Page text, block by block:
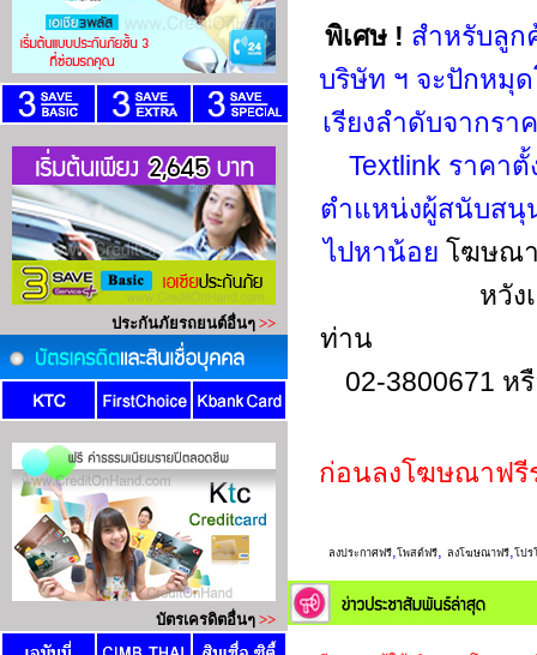
พิเศษ ! สำหรับลูก
บริษัท ฯ จะปักหมุ
เรียงลำดับจากร
Textlink ราคา
ตำแหน่งผู้สนับสนุ
ไปหาน้อย โฆษณา
หวัง
ท่าน
02-3800671 ห
ก่อนลงโฆษณาฟ
ลงประกาศฟรี,โพสต์ฟรี, ลงโฆษณาฟรี,โปร